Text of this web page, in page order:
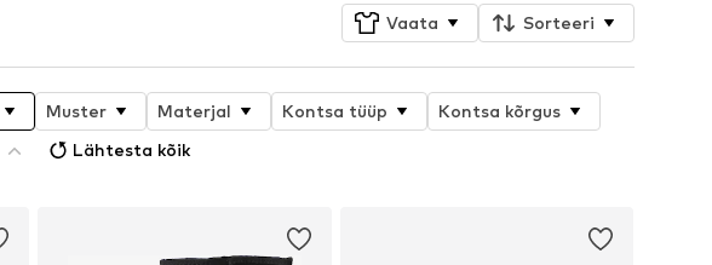
Vaata Sorteeri
Muster Materjal Kontsa tüüp
Kontsa kõrgus
Lähtesta kõik